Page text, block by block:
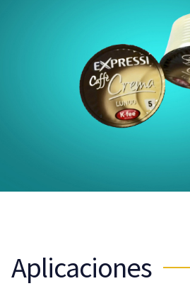
Aplicaciones